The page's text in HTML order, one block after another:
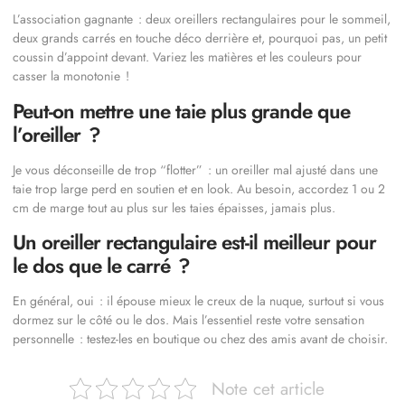
L’association gagnante : deux oreillers rectangulaires pour le sommeil,
deux grands carrés en touche déco derrière et, pourquoi pas, un petit
coussin d’appoint devant. Variez les matières et les couleurs pour
casser la monotonie !
Peut-on mettre une taie plus grande que
l’oreiller ?
Je vous déconseille de trop “flotter” : un oreiller mal ajusté dans une
taie trop large perd en soutien et en look. Au besoin, accordez 1 ou 2
cm de marge tout au plus sur les taies épaisses, jamais plus.
Un oreiller rectangulaire est-il meilleur pour
le dos que le carré ?
En général, oui : il épouse mieux le creux de la nuque, surtout si vous
dormez sur le côté ou le dos. Mais l’essentiel reste votre sensation
personnelle : testez-les en boutique ou chez des amis avant de choisir.
Note cet article